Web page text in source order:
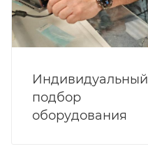
Индивидуальный
подбор
оборудования